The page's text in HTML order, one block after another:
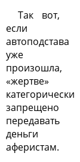
Так вот,
если
автоподстава
уже
произошла,
«жертве»
категорически
запрещено
передавать
деньги
аферистам.